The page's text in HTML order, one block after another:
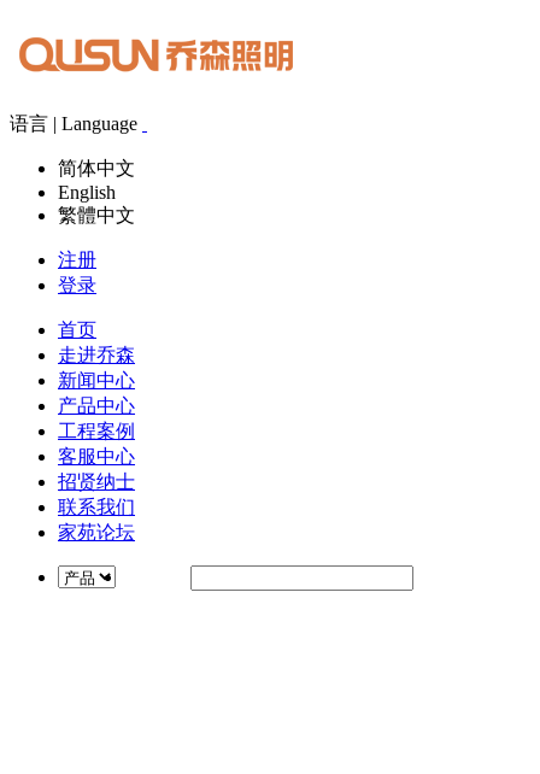
语言 | Language
简体中文
English
繁體中文
注册
登录
首页
走进乔森
新闻中心
产品中心
工程案例
客服中心
招贤纳士
联系我们
家苑论坛